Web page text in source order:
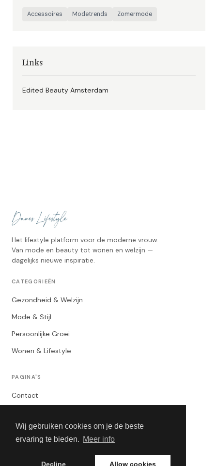
Wij gebruiken cookies om je de beste
ervaring te bieden. Meer info
Decline Allow cookies
Accessoires Modetrends Zomermode
Links
Edited Beauty Amsterdam
Het lifestyle platform voor de moderne vrouw.
Van mode en beauty tot wonen en welzijn —
dagelijks nieuwe inspiratie.
CATEGORIEËN
Gezondheid & Welzijn
Mode & Stijl
Persoonlijke Groei
Wonen & Lifestyle
PAGINA'S
Contact
Algemene Voorwaarden
Adverteren